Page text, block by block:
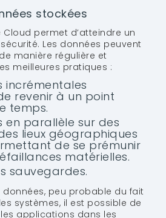
stockées
permet d’atteindre un
Les données peuvent
manière régulière et
meilleures pratiques :
incrémentales
revenir à un point
temps.
en parallèle sur des
lieux géographiques
de se prémunir
matérielles.
sauvegardes.
données, peu probable du fait
systèmes, il est possible de
applications dans les